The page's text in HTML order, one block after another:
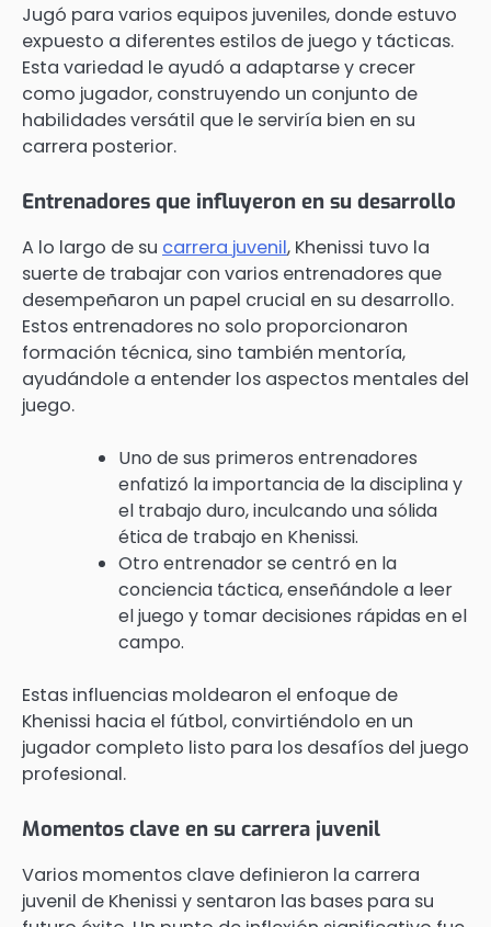
Jugó para varios equipos juveniles, donde estuvo
expuesto a diferentes estilos de juego y tácticas.
Esta variedad le ayudó a adaptarse y crecer
como jugador, construyendo un conjunto de
habilidades versátil que le serviría bien en su
carrera posterior.
Entrenadores que influyeron en su desarrollo
A lo largo de su carrera juvenil, Khenissi tuvo la
suerte de trabajar con varios entrenadores que
desempeñaron un papel crucial en su desarrollo.
Estos entrenadores no solo proporcionaron
formación técnica, sino también mentoría,
ayudándole a entender los aspectos mentales del
juego.
Uno de sus primeros entrenadores
enfatizó la importancia de la disciplina y
el trabajo duro, inculcando una sólida
ética de trabajo en Khenissi.
Otro entrenador se centró en la
conciencia táctica, enseñándole a leer
el juego y tomar decisiones rápidas en el
campo.
Estas influencias moldearon el enfoque de
Khenissi hacia el fútbol, convirtiéndolo en un
jugador completo listo para los desafíos del juego
profesional.
Momentos clave en su carrera juvenil
Varios momentos clave definieron la carrera
juvenil de Khenissi y sentaron las bases para su